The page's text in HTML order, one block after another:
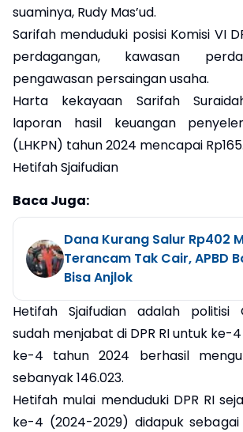
suaminya, Rudy Mas’ud.
Sarifah menduduki posisi Komisi VI
perdagangan, kawasan
pengawasan persaingan usaha.
Harta kekayaan Sarifah
laporan hasil keuangan
(LHKPN) tahun 2024 mencapai
Hetifah Sjaifudian
Baca Juga:
Dana Kurang Salur Rp402
Terancam Tak Cair, APBD
Bisa Anjlok
Hetifah Sjaifudian adalah politisi
sudah menjabat di DPR RI untuk ke-
ke-4 tahun 2024 berhasil
sebanyak 146.023.
Hetifah mulai menduduki DPR RI
ke-4 (2024-2029) didapuk sebagai